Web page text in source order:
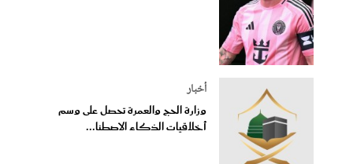
أخبار
وزارة الحج والعمرة تحصل على وسم
أخلاقيات الذكاء الاصطنا...